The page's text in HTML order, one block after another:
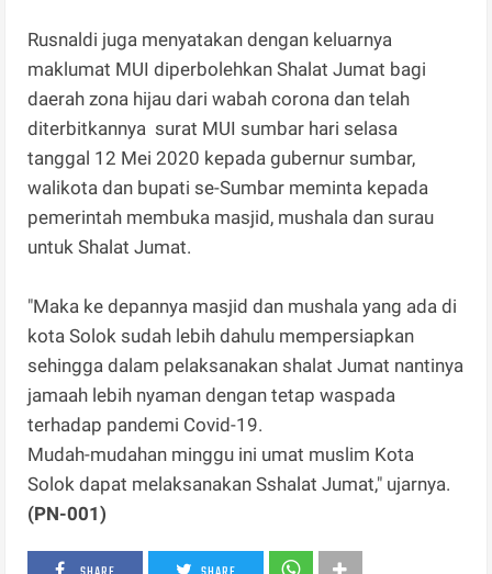
Rusnaldi juga menyatakan dengan keluarnya
maklumat MUI diperbolehkan Shalat Jumat bagi
daerah zona hijau dari wabah corona dan telah
diterbitkannya surat MUI sumbar hari selasa
tanggal 12 Mei 2020 kepada gubernur sumbar,
walikota dan bupati se-Sumbar meminta kepada
pemerintah membuka masjid, mushala dan surau
untuk Shalat Jumat.
"Maka ke depannya masjid dan mushala yang ada di
kota Solok sudah lebih dahulu mempersiapkan
sehingga dalam pelaksanakan shalat Jumat nantinya
jamaah lebih nyaman dengan tetap waspada
terhadap pandemi Covid-19.
Mudah-mudahan minggu ini umat muslim Kota
Solok dapat melaksanakan Sshalat Jumat," ujarnya.
(PN-001)